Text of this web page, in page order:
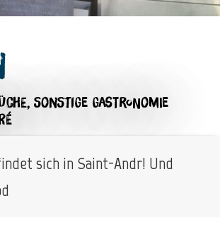
SONSTIGE GASTRONOMIE
sich in Saint-Andr! Und